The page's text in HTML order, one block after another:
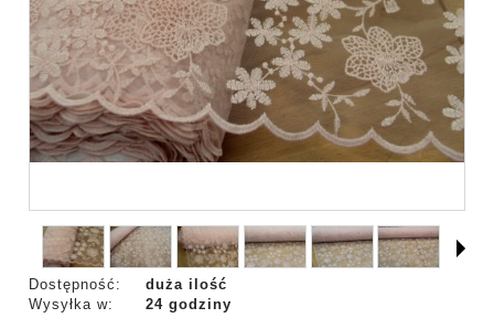
Dostępność:
duża ilość
Wysyłka w:
24 godziny